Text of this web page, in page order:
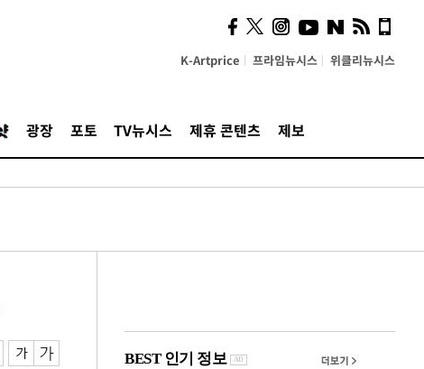
K-Artprice 프라임뉴시스 위클리뉴시스
광장 포토 TV뉴시스 제휴 콘텐츠 제보
의견, 국토부·LH에 충실히
전달할 것"